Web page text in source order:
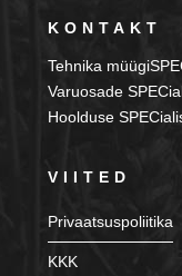
KONTAKT
Tehnika
Varuosade
Hoolduse
VIITED
Privaatsuspoliitika
KKK